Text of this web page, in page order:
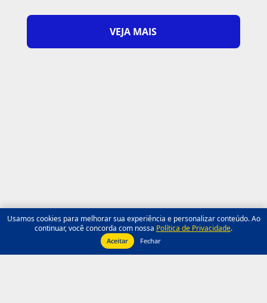
VEJA MAIS
Usamos cookies para melhorar sua experiência e personalizar conteúdo. Ao
continuar, você concorda com nossa Política de Privacidade.
Aceitar Fechar